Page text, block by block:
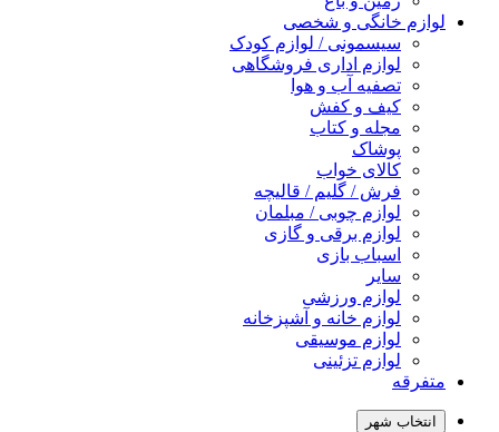
لوازم خانگی و شخصی
سیسمونی / لوازم کودک
لوازم اداری فروشگاهی
تصفیه آب و هوا
کیف و کفش
مجله و کتاب
پوشاک
کالای خواب
فرش / گلیم / قالیچه
لوازم چوبی / مبلمان
لوازم برقی و گازی
اسباب بازی
سایر
لوازم ورزشی
لوازم خانه و آشپزخانه
لوازم موسیقی
لوازم تزئینی
متفرقه
انتخاب شهر